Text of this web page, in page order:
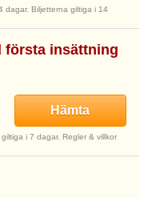
dagar. Biljetterna giltiga i 14
första insättning
Hämta
i 7 dagar. Regler & villkor